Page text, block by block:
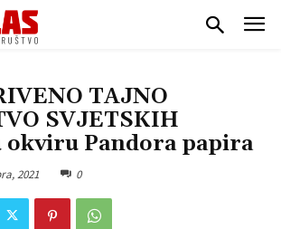
TAJNO
SVJETSKIH
okviru Pandora papira
2021 0